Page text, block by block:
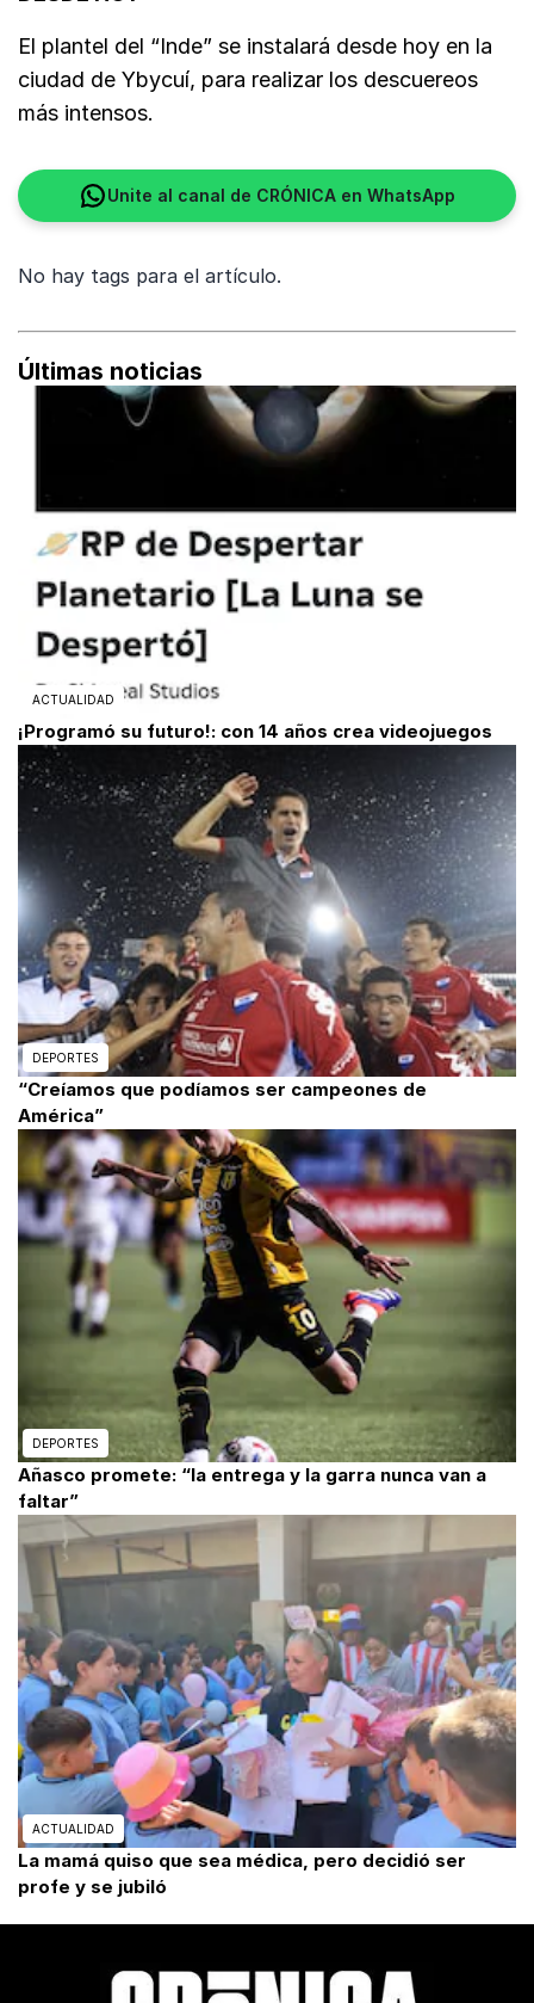
El plantel del “Inde” se instalará desde hoy en la
ciudad de Ybycuí, para realizar los descuereos
más intensos.
Unite al canal de CRÓNICA en WhatsApp
No hay tags para el artículo.
Últimas noticias
ACTUALIDAD
¡Programó su futuro!: con 14 años crea videojuegos
DEPORTES
“Creíamos que podíamos ser campeones de
América”
DEPORTES
Añasco promete: “la entrega y la garra nunca van a
faltar”
ACTUALIDAD
La mamá quiso que sea médica, pero decidió ser
profe y se jubiló